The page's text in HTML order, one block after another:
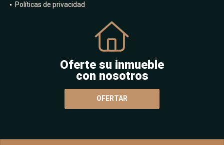
Políticas de privacidad
Oferte su inmueble
con nosotros
OFERTAR